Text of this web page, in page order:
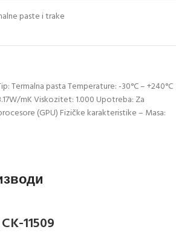
paste i trake
Termalna pasta Temperature: -30°C – +240°C
mK Viskozitet: 1.000 Upotreba: Za
(GPU) Fizičke karakteristike – Masa:
11509